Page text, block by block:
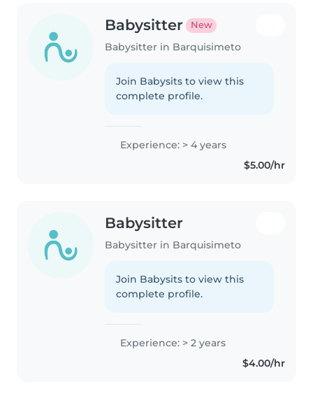
Babysitter New
Babysitter in Barquisimeto
Join Babysits to view this
complete profile.
Experience: > 4 years
$5.00/hr
Babysitter
Babysitter in Barquisimeto
Join Babysits to view this
complete profile.
Experience: > 2 years
$4.00/hr